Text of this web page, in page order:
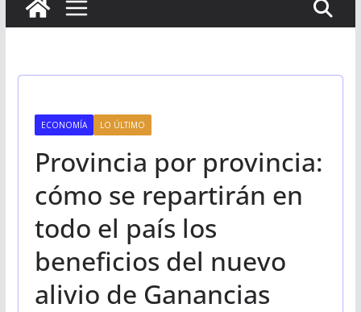
ECONOMÍA LO ÚLTIMO
Provincia por provincia:
cómo se repartirán en
todo el país los
beneficios del nuevo
alivio de Ganancias